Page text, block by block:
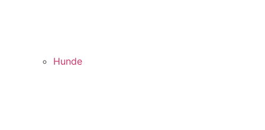
Hunde